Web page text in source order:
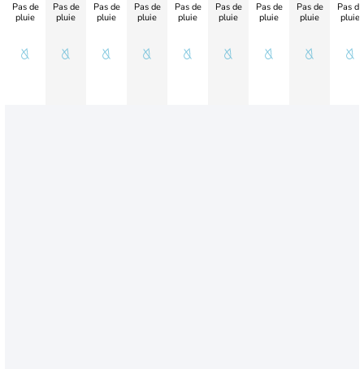
Pas de
pluie
Pas de
pluie
Pas de
pluie
Pas de
pluie
Pas de
pluie
Pas de
pluie
Pas de
pluie
Pas de
pluie
Pas de
pluie